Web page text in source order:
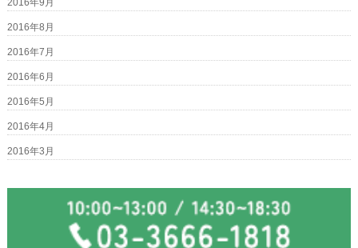
2016年9月
2016年8月
2016年7月
2016年6月
2016年5月
2016年4月
2016年3月